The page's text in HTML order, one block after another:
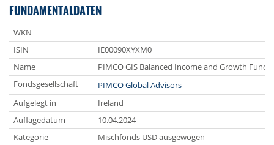
FUNDAMENTALDATEN
WKN
ISIN
IE00090XYXM0
Name
PIMCO GIS Balanced Income and Growth
Fondsgesellschaft
PIMCO Global Advisors
Aufgelegt in
Ireland
Auflagedatum
10.04.2024
Kategorie
Mischfonds USD ausgewogen